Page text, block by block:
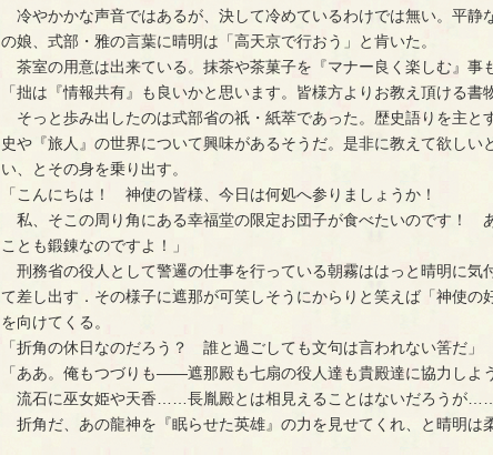
冷やかかな声音ではあるが、決して冷めているわけでは無い。平
の娘、式部・雅の言葉に晴明は「高天京で行おう」と肯いた。
茶室の用意は出来ている。抹茶や茶菓子を『マナー良く楽しむ』事
「拙は『情報共有』も良いかと思います。皆様方よりお教え頂ける書
そっと歩み出したのは式部省の祇・紙萃であった。歴史語りを主と
史や『旅人』の世界について興味があるそうだ。是非に教えて欲し
い、とその身を乗り出す。
「こんにちは！ 神使の皆様、今日は何処へ参りましょうか！
私、そこの周り角にある幸福堂の限定お団子が食べたいのです！
ことも鍛錬なのですよ！」
刑務省の役人として警邏の仕事を行っている朝霧ははっと晴明に気
て差し出す．その様子に遮那が可笑しそうにからりと笑えば「神使の
を向けてくる。
「折角の休日なのだろう？ 誰と過ごしても文句は言われない筈だ」
「ああ。俺もつづりも――遮那殿も七扇の役人達も貴殿達に協力しよう
流石に巫女姫や天香……長胤殿とは相見えることはないだろうが……
折角だ、あの龍神を『眠らせた英雄』の力を見せてくれ、と晴明は